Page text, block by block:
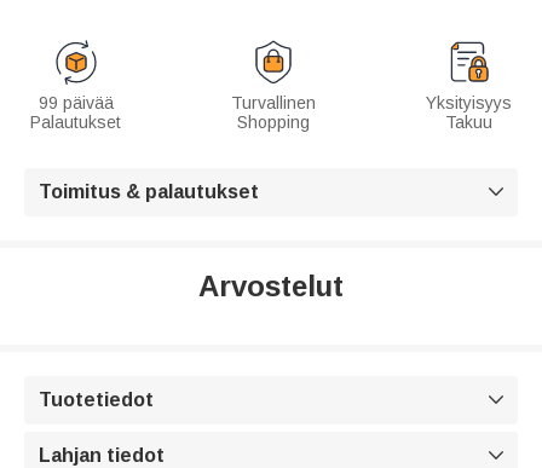
99 päivää
Palautukset
Turvallinen
Shopping
Yksityisyys
Takuu
Toimitus & palautukset 
Arvostelut
Tuotetiedot 
Lahjan tiedot 